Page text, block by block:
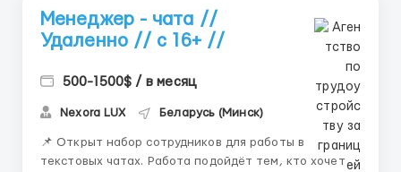
Менеджер - чата //
Удаленно // с 16+ //
500-1500$ / в месяц
Nexora LUX Беларусь (Минск)
📌 Открыт набор сотрудников для работы в
текстовых чатах. Работа подойдёт тем, кто хочет